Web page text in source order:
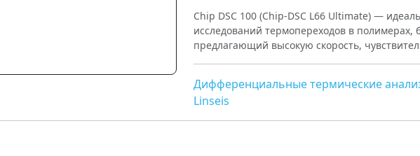
Chip DSC 100 (Chip-DSC L66 Ultimate) —
исследований термопереходов в полимерах,
предлагающий высокую скорость,
Дифференциальные термические
Linseis